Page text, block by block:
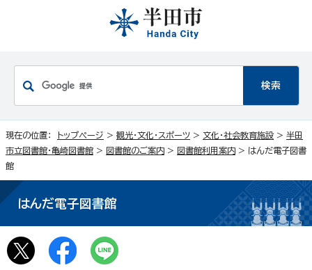
現在の位置： トップページ > 観光・文化・スポーツ > 文化・社会教育施設 > 半田
市立図書館・亀崎図書館 > 図書館のご案内 > 図書館利用案内 > はんだ電子図書
館
はんだ電子図書館